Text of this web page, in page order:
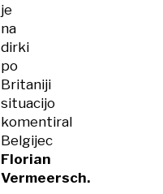
je
na
dirki
po
Britaniji
situacijo
komentiral
Belgijec
Florian
Vermeersch.